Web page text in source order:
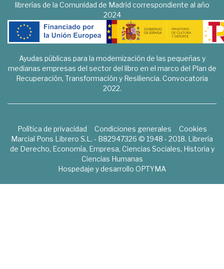
librerías de la Comunidad de Madrid correspondiente al año
2024
Ayudas públicas para la modernización de las pequeñas y
medianas empresas del sector del libro en el marco del Plan de
Recuperación, Transformación y Resiliencia. Convocatoria
2022.
Política de privacidad Condiciones generales
Cookies
Marcial Pons Librero S.L. - B82947326 © 1948 - 2018. Librería
de Derecho, Economía, Empresa, Ciencias Sociales, Historia y
Ciencias Humanas
Hospedaje y desarrollo OPTYMA